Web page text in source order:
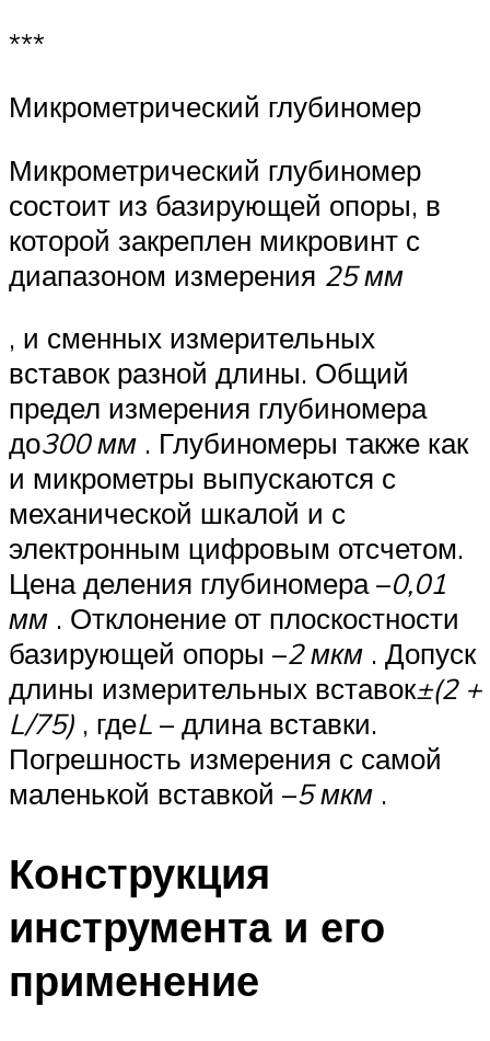
***
Микрометрический глубиномер
Микрометрический глубиномер
состоит из базирующей опоры, в
которой закреплен микровинт с
диапазоном измерения 25 мм
, и сменных измерительных
вставок разной длины. Общий
предел измерения глубиномера
до300 мм . Глубиномеры также как
и микрометры выпускаются с
механической шкалой и с
электронным цифровым отсчетом.
Цена деления глубиномера –0,01
мм . Отклонение от плоскостности
базирующей опоры –2 мкм . Допуск
длины измерительных вставок±(2 +
L/75) , гдеL – длина вставки.
Погрешность измерения с самой
маленькой вставкой –5 мкм .
Конструкция
инструмента и его
применение